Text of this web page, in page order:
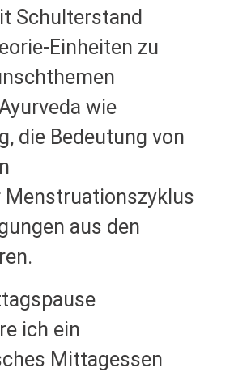
Schulterstand
Einheiten zu
wie
die Bedeutung von
Menstruationszyklus
aus den
ich ein
Mittagessen